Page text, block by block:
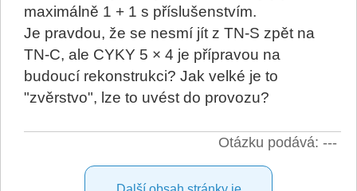
maximálně 1 + 1 s příslušenstvím.
Je pravdou, že se nesmí jít z TN-S zpět na
TN-C, ale CYKY 5 × 4 je přípravou na
budoucí rekonstrukci? Jak velké je to
"zvěrstvo", lze to uvést do provozu?
Otázku podává: ---